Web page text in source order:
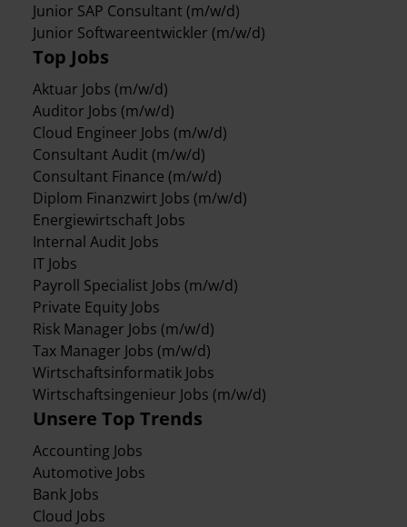
Top Jobs
Aktuar Jobs (m/w/d)
Auditor Jobs (m/w/d)
Cloud Engineer Jobs (m/w/d)
Consultant Audit (m/w/d)
Consultant Finance (m/w/d)
Diplom Finanzwirt Jobs (m/w/d)
Energiewirtschaft Jobs
Internal Audit Jobs
IT Jobs
Payroll Specialist Jobs (m/w/d)
Private Equity Jobs
Risk Manager Jobs (m/w/d)
Tax Manager Jobs (m/w/d)
Wirtschaftsinformatik Jobs
Wirtschaftsingenieur Jobs (m/w/d)
Junior SAP Consultant (m/w/d)
Junior Softwareentwickler (m/w/d)
Unsere Top Trends
Accounting Jobs
Automotive Jobs
Bank Jobs
Cloud Jobs